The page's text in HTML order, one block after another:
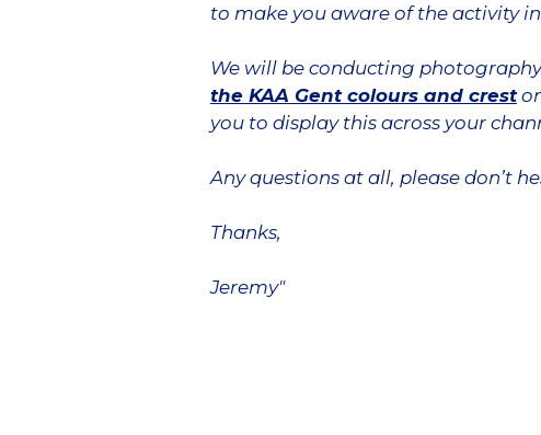
to make you aware of the activity
We will be conducting
the KAA Gent colours and crest
you to display this across your
Any questions at all, please don’t
Thanks,
Jeremy"